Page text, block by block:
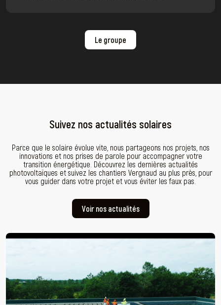
Le groupe
Suivez nos actualités solaires
Parce que le solaire évolue vite, nous partageons nos projets, nos
innovations et nos prises de parole pour accompagner votre
transition énergétique. Découvrez les dernières actualités
photovoltaïques et suivez les chantiers Vergnaud au plus près, pour
vous guider dans votre projet et vous éviter les faux pas.
Voir nos actualités